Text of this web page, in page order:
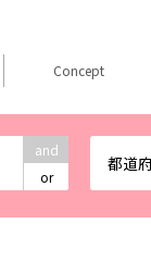
and
or
都道
Concept